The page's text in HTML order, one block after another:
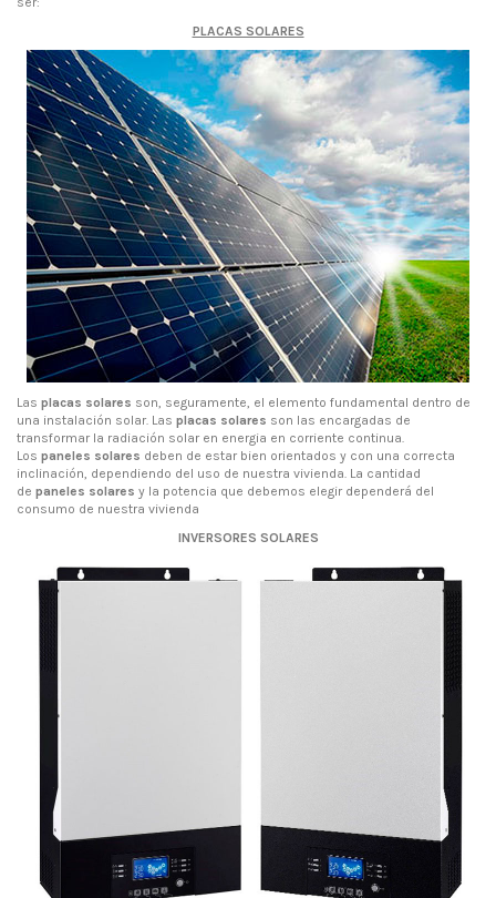
PLACAS SOLARES
Las placas solares son, seguramente, el elemento fundamental dentro de
una instalación solar. Las placas solares son las encargadas de
transformar la radiación solar en energia en corriente continua.
Los paneles solares deben de estar bien orientados y con una correcta
inclinación, dependiendo del uso de nuestra vivienda. La cantidad
de paneles solares y la potencia que debemos elegir dependerá del
consumo de nuestra vivienda
INVERSORES SOLARES